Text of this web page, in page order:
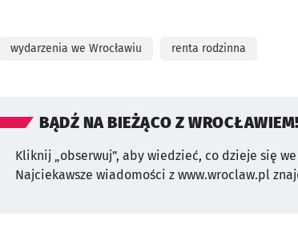
wydarzenia we Wrocławiu renta rodzinna
BĄDŹ NA BIEŻĄCO Z WROCŁAWIEM!
Kliknij „obserwuj”, aby wiedzieć, co dzieje się we
Najciekawsze wiadomości z www.wroclaw.pl